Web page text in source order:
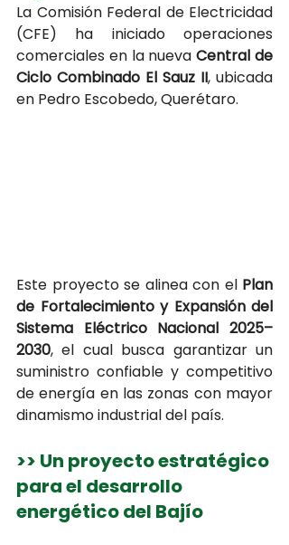
La Comisión Federal de Electricidad
(CFE) ha iniciado operaciones
comerciales en la nueva Central de
Ciclo Combinado El Sauz II, ubicada
en Pedro Escobedo, Querétaro.
Este proyecto se alinea con el Plan
de Fortalecimiento y Expansión del
Sistema Eléctrico Nacional 2025–
2030, el cual busca garantizar un
suministro confiable y competitivo
de energía en las zonas con mayor
dinamismo industrial del país.
>> Un proyecto estratégico
para el desarrollo
energético del Bajío